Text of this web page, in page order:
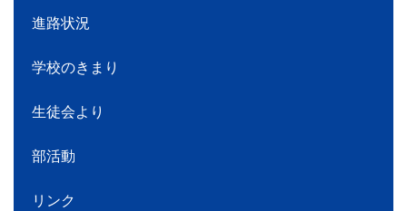
進路状況
学校のきまり
生徒会より
部活動
リンク